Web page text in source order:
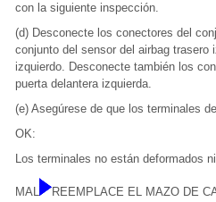
con la siguiente inspección.
(d) Desconecte los conectores del
conjunto del sensor del airbag trasero
izquierdo. Desconecte también los
puerta delantera izquierda.
(e) Asegúrese de que los terminales
OK:
Los terminales no están deformados
MAL
REEMPLACE EL MAZO DE